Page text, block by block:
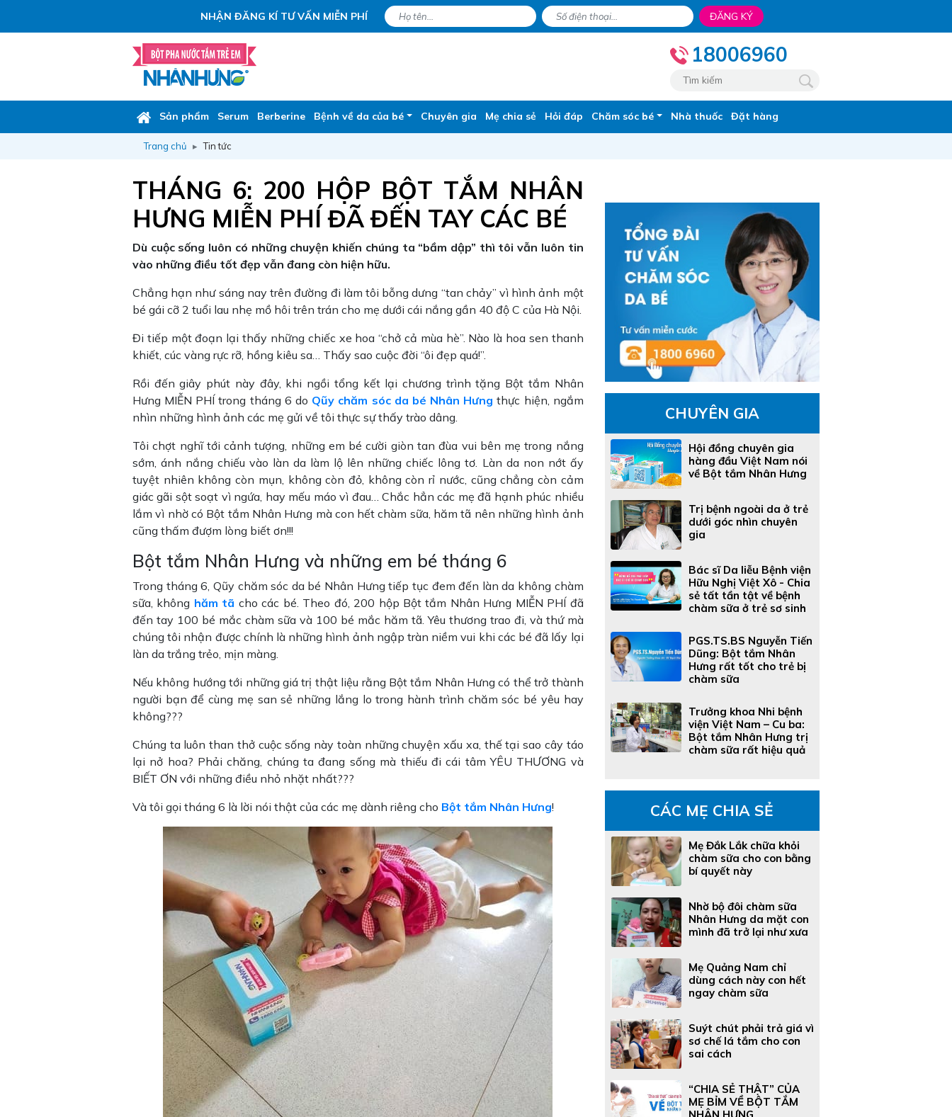
NHẬN ĐĂNG KÍ TƯ VẤN MIỄN PHÍ ĐĂNG KÝ
18006960
Sản phẩm Serum Berberine Bệnh về da của bé Chuyên gia Mẹ chia sẻ Hỏi đáp Chăm sóc bé Nhà thuốc Đặt hàng
Trang chủ Tin tức
THÁNG 6: 200 HỘP BỘT TẮM NHÂN
HƯNG MIỄN PHÍ ĐÃ ĐẾN TAY CÁC BÉ
Dù cuộc sống luôn có những chuyện khiến chúng ta “bầm dập” thì tôi vẫn luôn tin
vào những điều tốt đẹp vẫn đang còn hiện hữu.
Chẳng hạn như sáng nay trên đường đi làm tôi bỗng dưng “tan chảy” vì hình ảnh một
bé gái cỡ 2 tuổi lau nhẹ mồ hôi trên trán cho mẹ dưới cái nắng gần 40 độ C của Hà Nội.
Đi tiếp một đoạn lại thấy những chiếc xe hoa “chở cả mùa hè”. Nào là hoa sen thanh
khiết, cúc vàng rực rỡ, hồng kiêu sa… Thấy sao cuộc đời “ôi đẹp quá!”.
Rồi đến giây phút này đây, khi ngồi tổng kết lại chương trình tặng Bột tắm Nhân
Hưng MIỄN PHÍ trong tháng 6 do Qũy chăm sóc da bé Nhân Hưng thực hiện, ngắm
nhìn những hình ảnh các mẹ gửi về tôi thực sự thấy trào dâng.
Tôi chợt nghĩ tới cảnh tượng, những em bé cười giòn tan đùa vui bên mẹ trong nắng
sớm, ánh nắng chiếu vào làn da làm lộ lên những chiếc lông tơ. Làn da non nớt ấy
tuyệt nhiên không còn mụn, không còn đỏ, không còn rỉ nước, cũng chẳng còn cảm
giác gãi sột soạt vì ngứa, hay mếu máo vì đau… Chắc hẳn các mẹ đã hạnh phúc nhiều
lắm vì nhờ có Bột tắm Nhân Hưng mà con hết chàm sữa, hăm tã nên những hình ảnh
cũng thấm đượm lòng biết ơn!!!
Bột tắm Nhân Hưng và những em bé tháng 6
Trong tháng 6, Qũy chăm sóc da bé Nhân Hưng tiếp tục đem đến làn da không chàm
sữa, không hăm tã cho các bé. Theo đó, 200 hộp Bột tắm Nhân Hưng MIỄN PHÍ đã
đến tay 100 bé mắc chàm sữa và 100 bé mắc hăm tã. Yêu thương trao đi, và thứ mà
chúng tôi nhận được chính là những hình ảnh ngập tràn niềm vui khi các bé đã lấy lại
làn da trắng trẻo, mịn màng.
Nếu không hướng tới những giá trị thật liệu rằng Bột tắm Nhân Hưng có thể trở thành
người bạn để cùng mẹ san sẻ những lắng lo trong hành trình chăm sóc bé yêu hay
không???
Chúng ta luôn than thở cuộc sống này toàn những chuyện xấu xa, thế tại sao cây táo
lại nở hoa? Phải chăng, chúng ta đang sống mà thiếu đi cái tâm YÊU THƯƠNG và
BIẾT ƠN với những điều nhỏ nhặt nhất???
Và tôi gọi tháng 6 là lời nói thật của các mẹ dành riêng cho Bột tắm Nhân Hưng!
CHUYÊN GIA
Hội đồng chuyên gia
hàng đầu Việt Nam nói
về Bột tắm Nhân Hưng
Trị bệnh ngoài da ở trẻ
dưới góc nhìn chuyên
gia
Bác sĩ Da liễu Bệnh viện
Hữu Nghị Việt Xô - Chia
sẻ tất tần tật về bệnh
chàm sữa ở trẻ sơ sinh
PGS.TS.BS Nguyễn Tiến
Dũng: Bột tắm Nhân
Hưng rất tốt cho trẻ bị
chàm sữa
Trưởng khoa Nhi bệnh
viện Việt Nam – Cu ba:
Bột tắm Nhân Hưng trị
chàm sữa rất hiệu quả
CÁC MẸ CHIA SẺ
Mẹ Đắk Lắk chữa khỏi
chàm sữa cho con bằng
bí quyết này
Nhờ bộ đôi chàm sữa
Nhân Hưng da mặt con
mình đã trở lại như xưa
Mẹ Quảng Nam chỉ
dùng cách này con hết
ngay chàm sữa
Suýt chút phải trả giá vì
sơ chế lá tắm cho con
sai cách
“CHIA SẺ THẬT” CỦA
MẸ BỈM VỀ BỘT TẮM
NHÂN HƯNG